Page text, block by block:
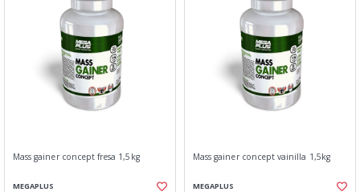
Mass gainer concept fresa 1,5kg
MEGAPLUS
Mass gainer concept vainilla 1,5kg
MEGAPLUS